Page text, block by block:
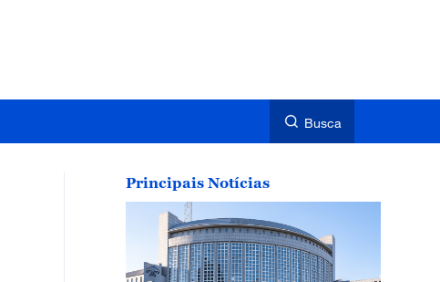
Busca
Principais Notícias